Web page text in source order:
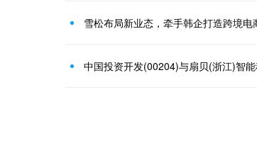
雪松布局新业态，牵手韩企打造跨境电
中国投资开发(00204)与扇贝(浙江)智